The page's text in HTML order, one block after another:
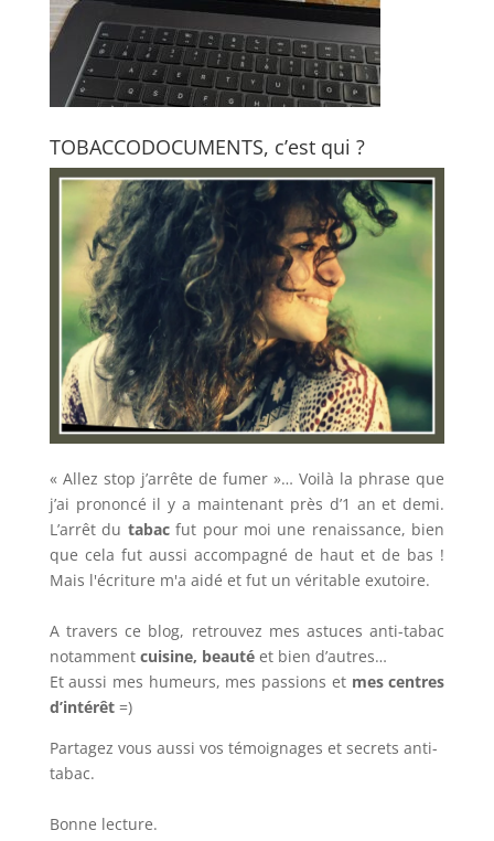
TOBACCODOCUMENTS, c’est qui ?
« Allez stop j’arrête de fumer »… Voilà la phrase que
j’ai prononcé il y a maintenant près d’1 an et demi.
L’arrêt du tabacfut pour moi une renaissance, bien
que cela fut aussi accompagné de haut et de bas !
Mais l'écriture m'a aidé et fut un véritable exutoire.
A travers ce blog, retrouvez mes astuces anti-tabac
notamment cuisine, beautéet bien d’autres…
Et aussi mes humeurs, mes passions et mes centres
d’intérêt=)
Partagez vous aussi vos témoignages et secrets anti-
tabac.
Bonne lecture.